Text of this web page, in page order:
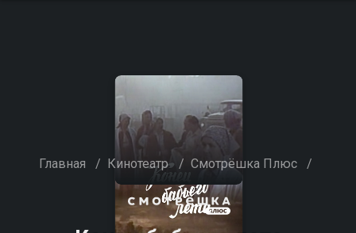
Главная / Кинотеатр / Смотрёшка Плюс /